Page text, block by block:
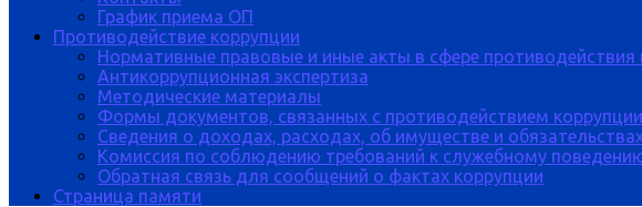
График приема ОП
Противодействие коррупции
Нормативные правовые и иные акты в сфере противодействия
Антикоррупционная экспертиза
Методические материалы
Формы документов, связанных с противодействием
Сведения о доходах, расходах, об имуществе и
Комиссия по соблюдению требований к служебному
Обратная связь для сообщений о фактах коррупции
Страница памяти